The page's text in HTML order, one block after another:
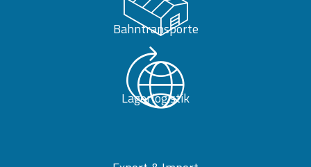
Bahntransporte
Lagerlogistik